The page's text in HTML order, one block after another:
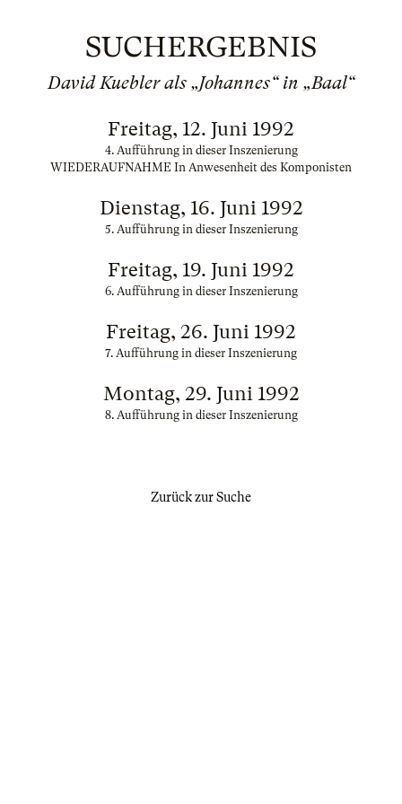
SUCHERGEBNIS
David Kuebler als „Johannes“ in „Baal“
Freitag, 12. Juni 1992
4. Aufführung in dieser Inszenierung
WIEDERAUFNAHME In Anwesenheit des Komponisten
Dienstag, 16. Juni 1992
5. Aufführung in dieser Inszenierung
Freitag, 19. Juni 1992
6. Aufführung in dieser Inszenierung
Freitag, 26. Juni 1992
7. Aufführung in dieser Inszenierung
Montag, 29. Juni 1992
8. Aufführung in dieser Inszenierung
Zurück zur Suche